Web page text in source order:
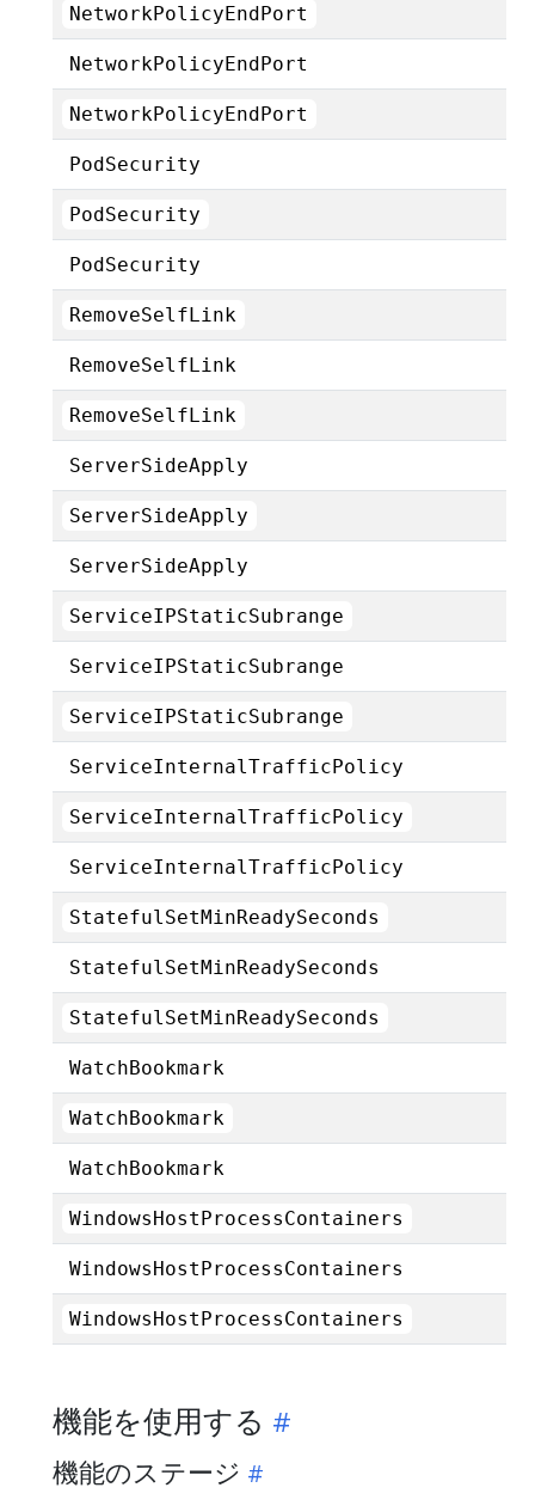
NetworkPolicyEndPort
NetworkPolicyEndPort
NetworkPolicyEndPort
PodSecurity
PodSecurity
PodSecurity
RemoveSelfLink
RemoveSelfLink
RemoveSelfLink
ServerSideApply
ServerSideApply
ServerSideApply
ServiceIPStaticSubrange
ServiceIPStaticSubrange
ServiceIPStaticSubrange
ServiceInternalTrafficPolicy
ServiceInternalTrafficPolicy
ServiceInternalTrafficPolicy
StatefulSetMinReadySeconds
StatefulSetMinReadySeconds
StatefulSetMinReadySeconds
WatchBookmark
WatchBookmark
WatchBookmark
WindowsHostProcessContainers
WindowsHostProcessContainers
WindowsHostProcessContainers
機能を使用する
機能のステージ